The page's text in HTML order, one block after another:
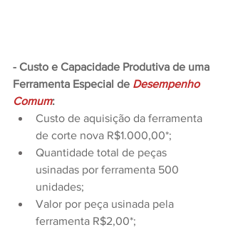
- Custo e Capacidade Produtiva de uma
Ferramenta Especial de Desempenho
Comum:
Custo de aquisição da ferramenta
de corte nova R$1.000,00*;
Quantidade total de peças
usinadas por ferramenta 500
unidades;
Valor por peça usinada pela
ferramenta R$2,00*;